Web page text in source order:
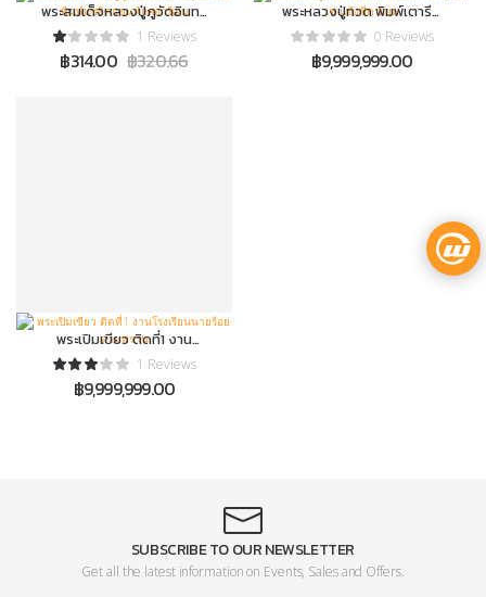
พระสมเด็จหลวงปู่ภูวัดอินทร์
บางขุนพรหม พิมพ์แซยิดแขน
หักศอกนิยม
1 Reviews
฿314.00 ฿320.66
พระหลวงปู่ทวด พิมพ์เตารีด
เล็ก หน้าอาปาเช่ แข้งขีด นิยม
0 Reviews
฿9,999,999.00
พระเปิมเขียว ติดที่1 งาน
โรงเรียนนายร้อยสามพราน
1 Reviews
฿9,999,999.00
SUBSCRIBE TO OUR NEWSLETTER
Get all the latest information on Events, Sales and Offers.